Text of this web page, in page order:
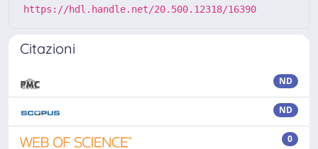
https://hdl.handle.net/20.500.12318/16390
Citazioni
ND
ND
0